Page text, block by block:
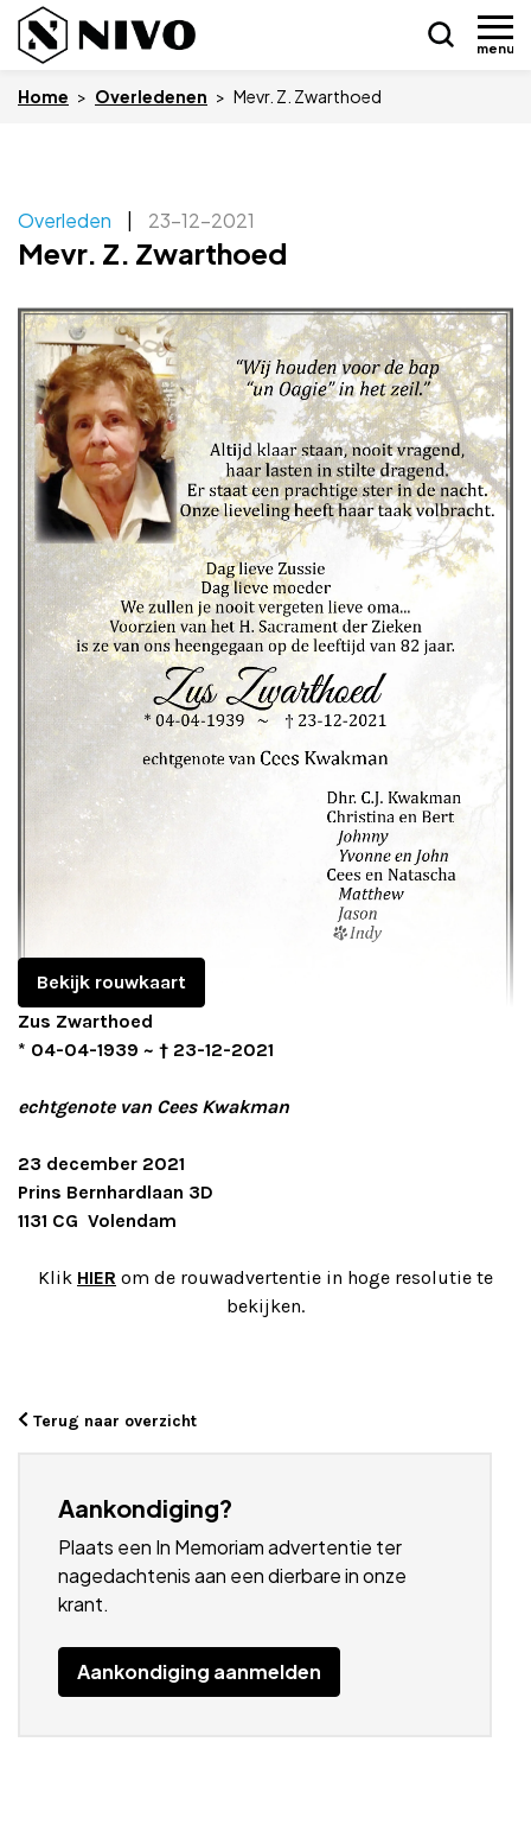
menu
to
content
Nieuws
Zakelijk
Overledenen
Overige
Vacatures
Adverteren
Adreswijziging
Contact
Home > Overledenen > Mevr. Z. Zwarthoed
Overleden | 23-12-2021
Mevr. Z. Zwarthoed
Bekijk rouwkaart
Zus Zwarthoed
* 04-04-1939 ~ † 23-12-2021
echtgenote van Cees Kwakman
23 december 2021
Prins Bernhardlaan 3D
1131 CG Volendam
Klik HIER om de rouwadvertentie in hoge resolutie te
bekijken.
Terug naar overzicht
Aankondiging?
Plaats een In Memoriam advertentie ter
nagedachtenis aan een dierbare in onze
krant.
Aankondiging aanmelden